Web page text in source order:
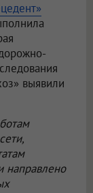
выявили
направлено